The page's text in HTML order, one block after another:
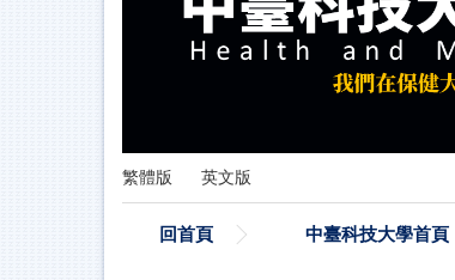
繁體版 英文版
回首頁 中臺科技大學首頁